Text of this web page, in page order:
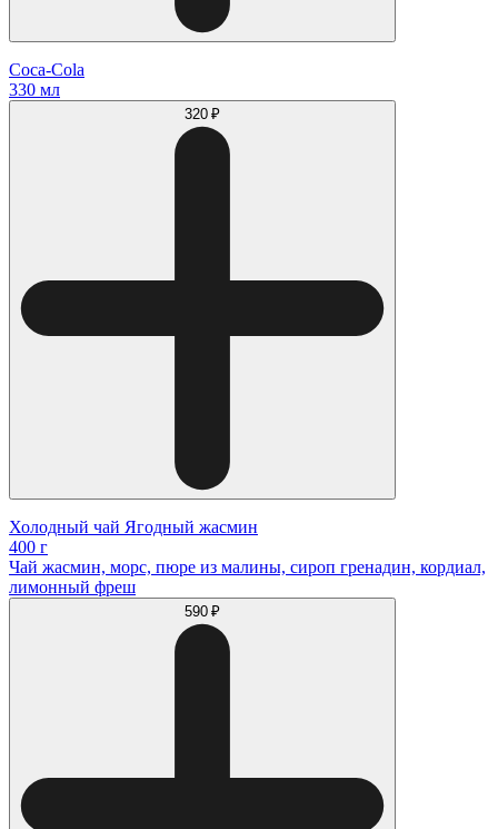
Coca-Cola
330 мл
320 ₽
Холодный чай Ягодный жасмин
400 г
Чай жасмин, морс, пюре из малины, сироп гренадин, кордиал,
лимонный фреш
590 ₽